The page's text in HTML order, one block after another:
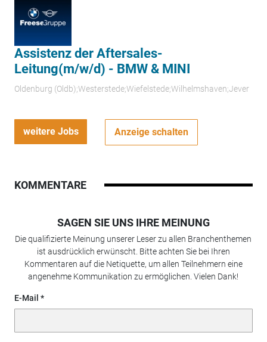
Assistenz der Aftersales-
Leitung(m/w/d) - BMW & MINI
Oldenburg (Oldb);Westerstede;Wiefelstede;Wilhelmshaven;Jever
weitere Jobs Anzeige schalten
KOMMENTARE
SAGEN SIE UNS IHRE MEINUNG
Die qualifizierte Meinung unserer Leser zu allen Branchenthemen
ist ausdrücklich erwünscht. Bitte achten Sie bei Ihren
Kommentaren auf die Netiquette, um allen Teilnehmern eine
angenehme Kommunikation zu ermöglichen. Vielen Dank!
E-Mail